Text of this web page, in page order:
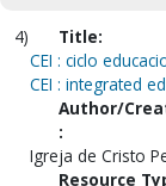
4)
Title:
CEI : ciclo
CEI : integrated
Author/
:
Igreja de Cristo
Resource